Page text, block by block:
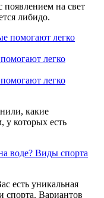
на свет
либидо.
легко
легко
какие
у которых есть
воде? Виды спорта
есть уникальная
спорта. Вариантов